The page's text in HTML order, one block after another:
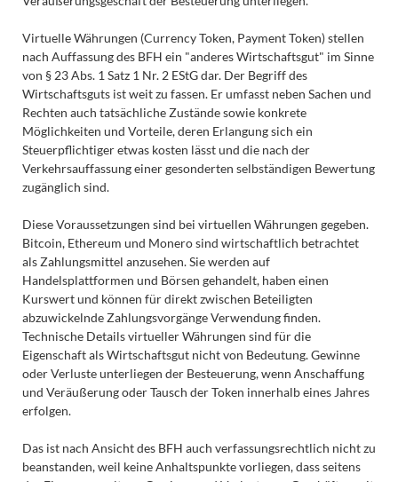
Virtuelle Währungen (Currency Token, Payment Token) stellen
nach Auffassung des BFH ein "anderes Wirtschaftsgut" im Sinne
von § 23 Abs. 1 Satz 1 Nr. 2 EStG dar. Der Begriff des
Wirtschaftsguts ist weit zu fassen. Er umfasst neben Sachen und
Rechten auch tatsächliche Zustände sowie konkrete
Möglichkeiten und Vorteile, deren Erlangung sich ein
Steuerpflichtiger etwas kosten lässt und die nach der
Verkehrsauffassung einer gesonderten selbständigen Bewertung
zugänglich sind.
Diese Voraussetzungen sind bei virtuellen Währungen gegeben.
Bitcoin, Ethereum und Monero sind wirtschaftlich betrachtet
als Zahlungsmittel anzusehen. Sie werden auf
Handelsplattformen und Börsen gehandelt, haben einen
Kurswert und können für direkt zwischen Beteiligten
abzuwickelnde Zahlungsvorgänge Verwendung finden.
Technische Details virtueller Währungen sind für die
Eigenschaft als Wirtschaftsgut nicht von Bedeutung. Gewinne
oder Verluste unterliegen der Besteuerung, wenn Anschaffung
und Veräußerung oder Tausch der Token innerhalb eines Jahres
erfolgen.
Das ist nach Ansicht des BFH auch verfassungsrechtlich nicht zu
beanstanden, weil keine Anhaltspunkte vorliegen, dass seitens